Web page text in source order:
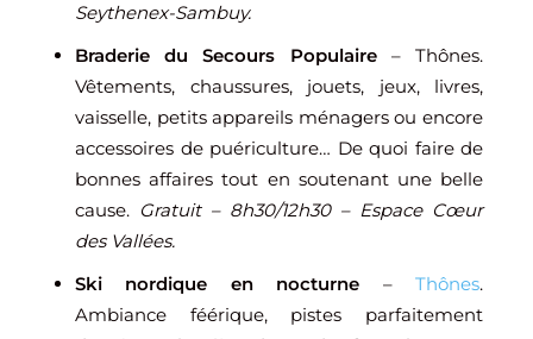
Seythenex-Sambuy.
Braderie du Secours Populaire– Thônes.
Vêtements, chaussures, jouets, jeux, livres,
vaisselle, petits appareils ménagers ou encore
accessoires de puériculture… De quoi faire de
bonnes affaires tout en soutenant une belle
cause. Gratuit – 8h30/12h30 – Espace Cœur
des Vallées.
Ski nordique en nocturne –Thônes.
Ambiance féérique, pistes parfaitement